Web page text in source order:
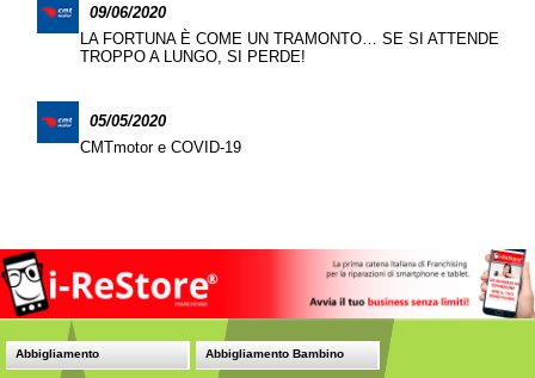
09/06/2020
LA FORTUNA È COME UN TRAMONTO… SE SI ATTENDE
TROPPO A LUNGO, SI PERDE!
05/05/2020
CMTmotor e COVID-19
Abbigliamento Abbigliamento Bambino